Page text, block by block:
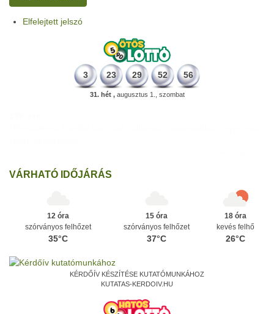
Elfelejtett jelszó
3 23 29 52 56
31. hét ,augusztus 1., szombat
VÁRHATÓ IDŐJÁRÁS
12 óra
szórványos felhőzet
35°C
15 óra
szórványos felhőzet
37°C
18 óra
kevés felhő
26°C
KÉRDŐÍV KÉSZÍTÉSE KUTATÓMUNKÁHOZ
KUTATAS-KERDOIV.HU